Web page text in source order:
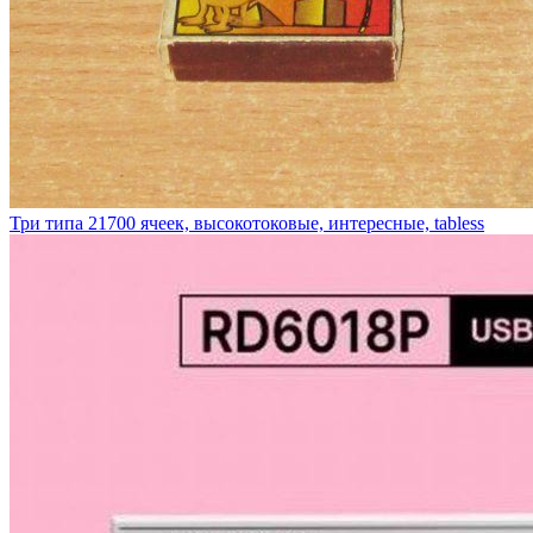
Три типа 21700 ячеек, высокотоковые, интересные, tabless